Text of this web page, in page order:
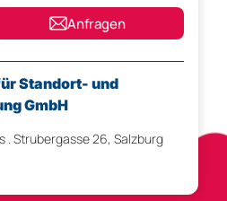
Anfragen
Standort- und
GmbH
. Strubergasse 26, Salzburg